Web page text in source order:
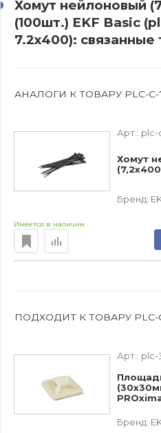
Хомут нейлоновый
(100шт.) EKF Basic
7.2x400): связанные
АНАЛОГИ К ТОВАРУ PLC-C-
Арт.: plc-
Хомут
Бренд:
Имеется в наличии
ПОДХОДИТ К ТОВАРУ PLC-
Арт.: plc-
Бренд: